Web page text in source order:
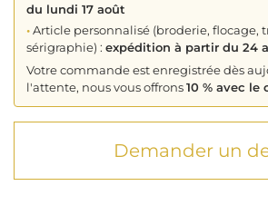
du lundi 17 août
•Article personnalisé (broderie, flocage,
sérigraphie) : expédition à partir du 24
Votre commande est enregistrée dès
l'attente, nous vous offrons10 % avec le
Demander un